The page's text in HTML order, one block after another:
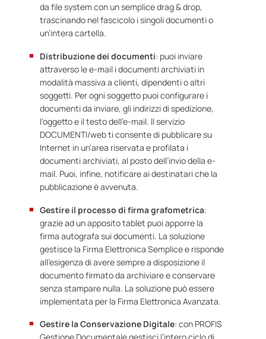
da file system con un semplicedrag & drop,
trascinando nel fascicolo i singoli documenti o
un’intera cartella.
Distribuzione dei documenti: puoi inviare
attraverso le e-mail i documenti archiviati in
modalità massiva a clienti, dipendenti o altri
soggetti. Per ogni soggetto puoi configurare i
documenti da inviare, gli indirizzi di spedizione,
l’oggetto e il testo dell’e-mail. Il servizio
DOCUMENTI/web ti consente di pubblicare su
Internet in un’area riservata e profilata i
documenti archiviati, al posto dell’invio della e-
mail. Puoi, infine, notificare ai destinatari che la
pubblicazione è avvenuta.
Gestire il processo di firma grafometrica:
grazie ad un apposito tablet puoi apporre la
firma autografa sui documenti. La soluzione
gestisce la Firma Elettronica Semplice e risponde
all’esigenza di avere sempre a disposizione il
documento firmato da archiviare e conservare
senza stampare nulla. La soluzione può essere
implementata per la Firma Elettronica Avanzata.
Gestire la Conservazione Digitale: con PROFIS